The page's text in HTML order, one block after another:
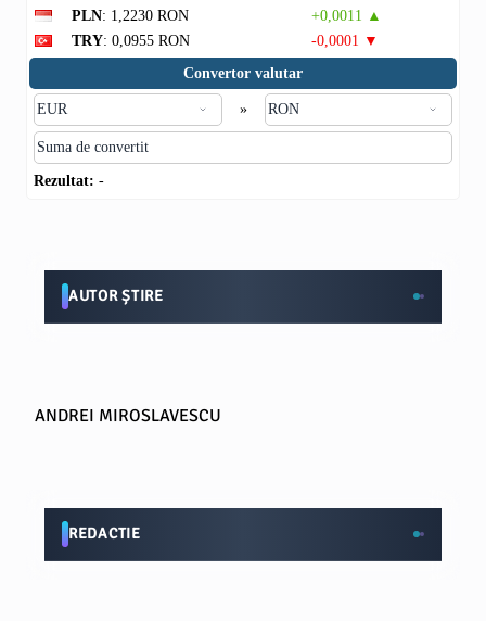
PLN: 1,2230 RON
+0,0011 ▲
TRY: 0,0955 RON
-0,0001 ▼
Convertor valutar
»
Rezultat: -
AUTOR ȘTIRE
ANDREI MIROSLAVESCU
REDACTIE